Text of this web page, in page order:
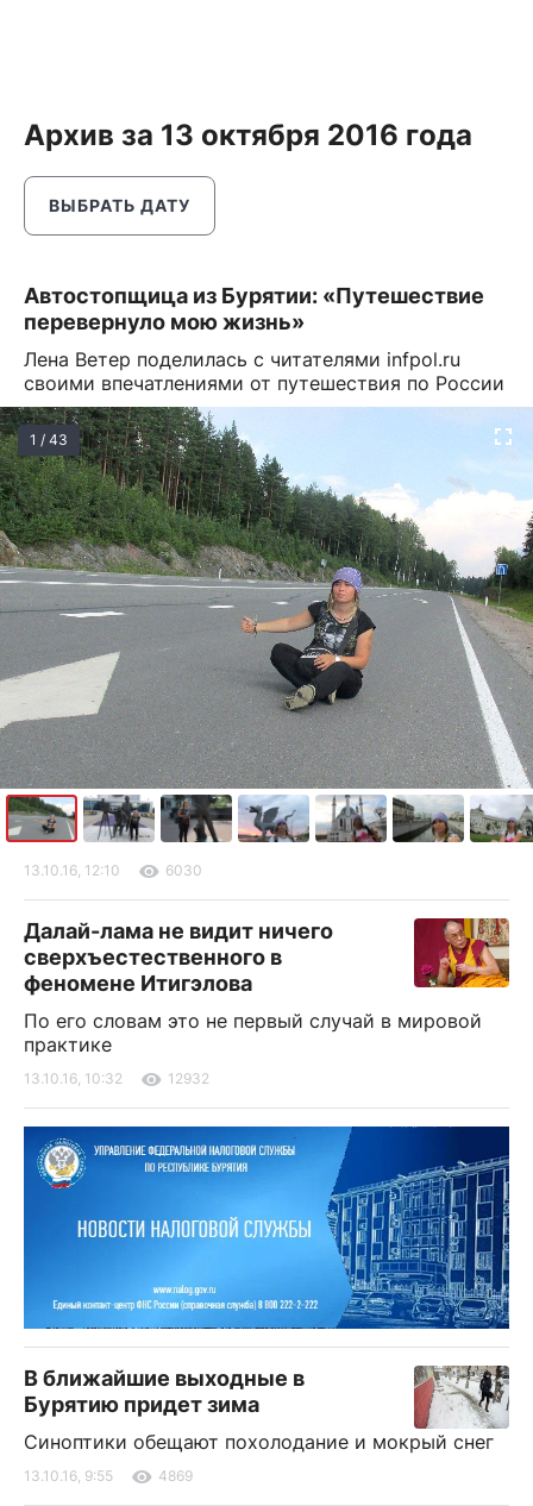
Архив за 13 октября 2016 года
ВЫБРАТЬ ДАТУ
Автостопщица из Бурятии: «Путешествие
перевернуло мою жизнь»
Лена Ветер поделилась с читателями infpol.ru
своими впечатлениями от путешествия по России
1 / 43
13.10.16, 12:10 6030
Далай-лама не видит ничего
сверхъестественного в
феномене Итигэлова
По его словам это не первый случай в мировой
практике
13.10.16, 10:32 12932
В ближайшие выходные в
Бурятию придет зима
Синоптики обещают похолодание и мокрый снег
13.10.16, 9:55 4869